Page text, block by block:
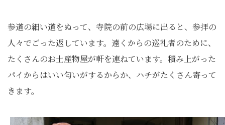
参道の細い道をぬって、寺院の前の広場に出ると、参拝の
人々でごった返しています。遠くからの巡礼者のために、
たくさんのお土産物屋が軒を連ねています。積み上がった
パイからはいい匂いがするからか、ハチがたくさん寄って
きます。